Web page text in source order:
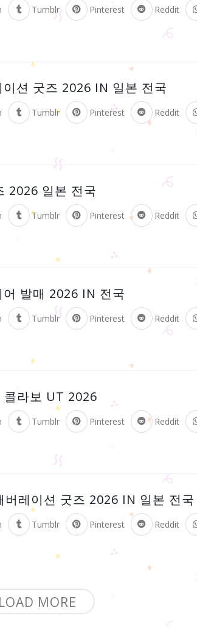
Tumblr Pinterest Reddit
션 굿즈 2026 IN 일본 전국
Tumblr Pinterest Reddit
2026 일본 전국
Tumblr Pinterest Reddit
발매 2026 IN 전국
Tumblr Pinterest Reddit
콜라보 UT 2026
Tumblr Pinterest Reddit
버레이션 굿즈 2026 IN 일본 전
Tumblr Pinterest Reddit
LOAD MORE